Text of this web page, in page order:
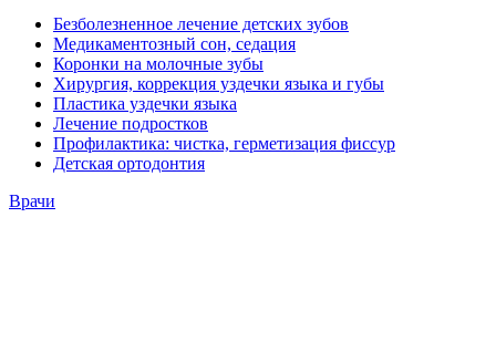
Безболезненное лечение детских зубов
Медикаментозный сон, седация
Коронки на молочные зубы
Хирургия, коррекция уздечки языка и губы
Пластика уздечки языка
Лечение подростков
Профилактика: чистка, герметизация фиссур
Детская ортодонтия
Врачи